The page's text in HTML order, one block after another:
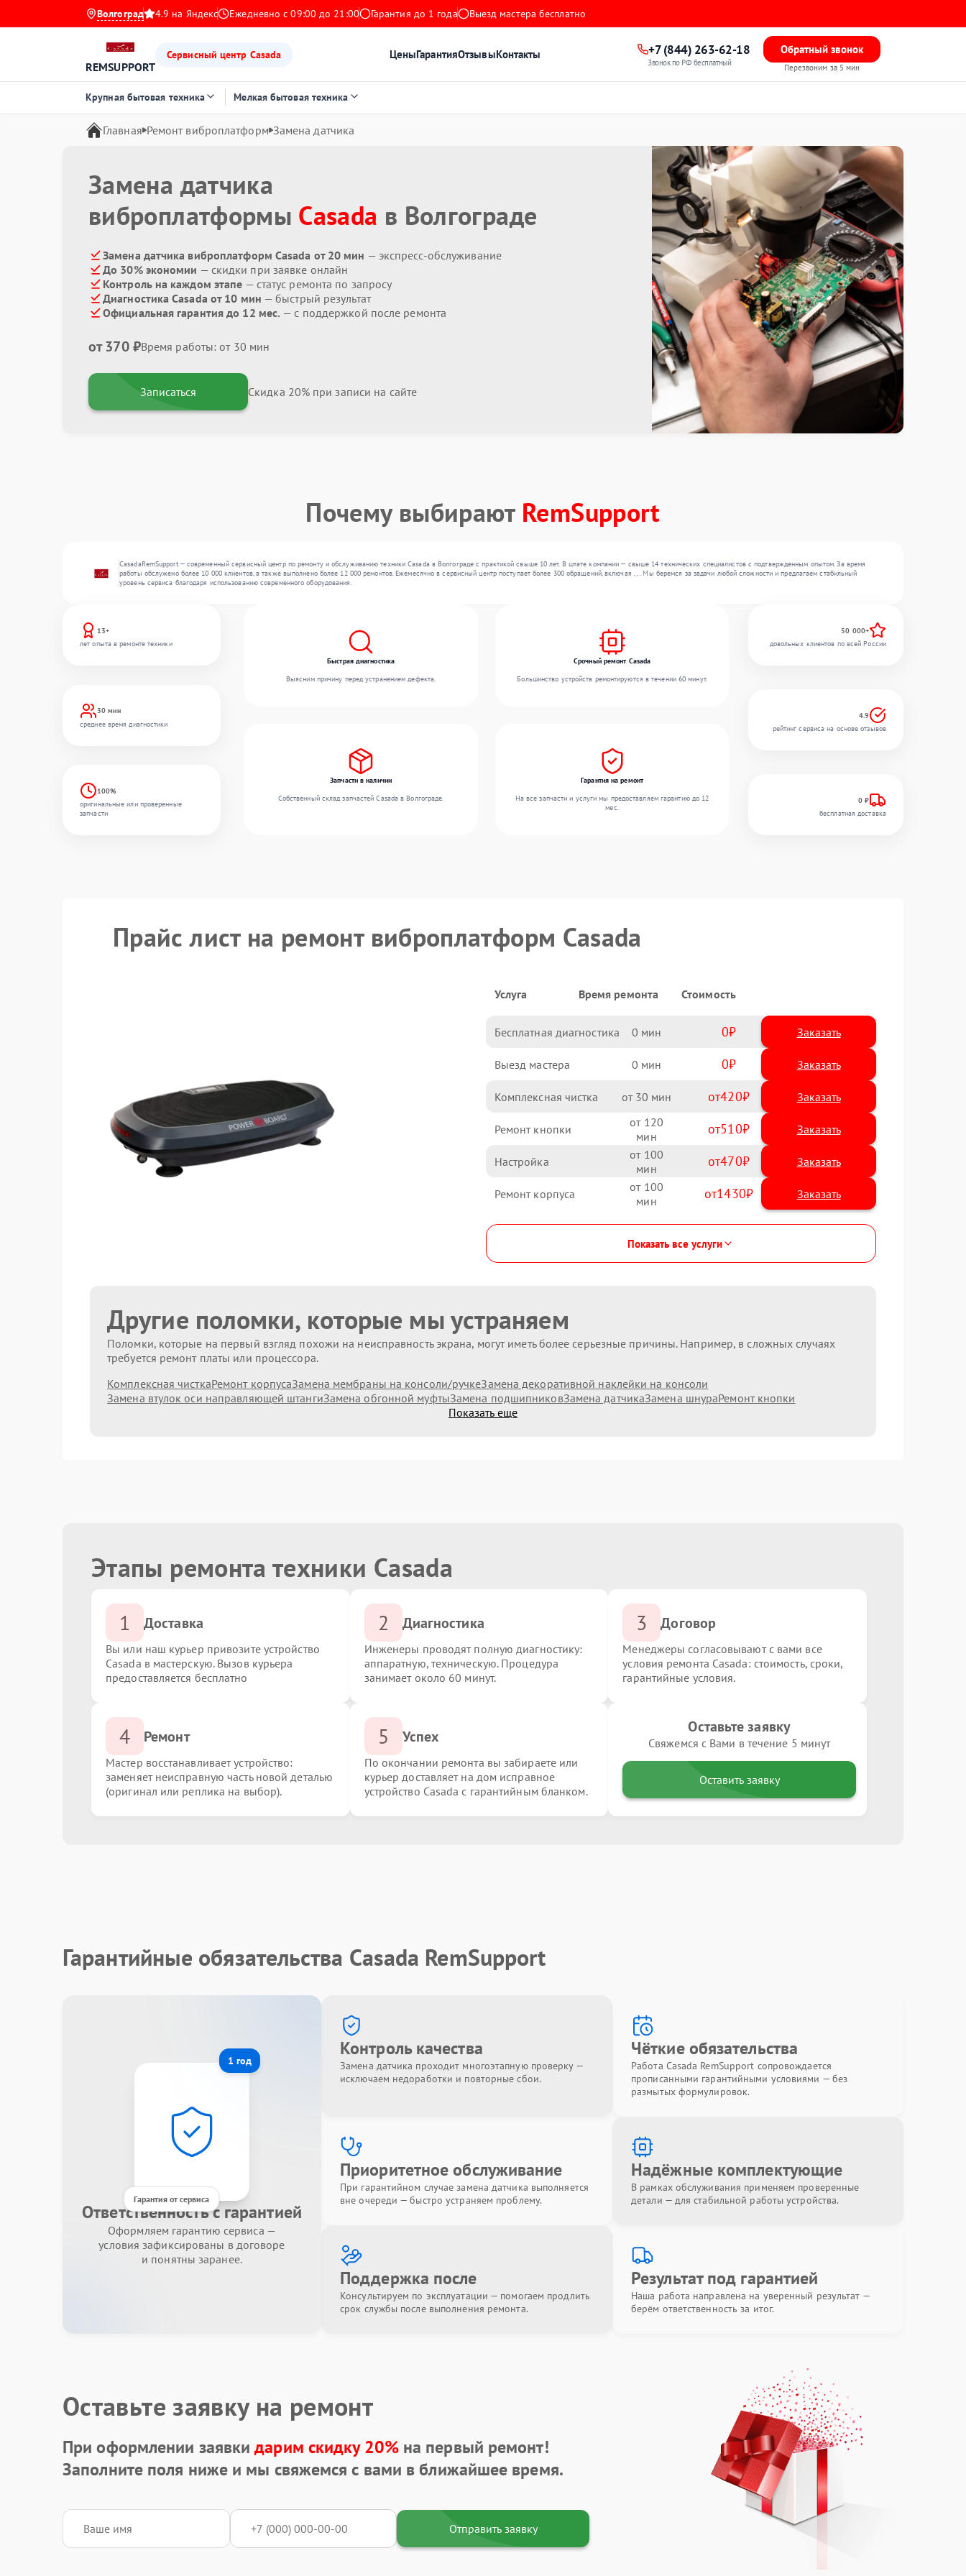
Волгоград 4.9 на Яндекс Ежедневно с 09:00 до 21:00 Гарантия до 1 года Выезд мастера бесплатно
REMSUPPORT
Сервисный центр Casada ЦеныГарантияОтзывыКонтакты +7 (844) 263-62-18
Звонок по РФ бесплатный
Обратный звонок
Перезвоним за 5 мин
Крупная бытовая техника Мелкая бытовая техника
Главная Ремонт виброплатформ Замена датчика
Замена датчика
виброплатформы Casada в Волгограде
Замена датчика виброплатформ Casada от 20 мин — экспресс-обслуживание
До 30% экономии — скидки при заявке онлайн
Контроль на каждом этапе — статус ремонта по запросу
Диагностика Casada от 10 мин — быстрый результат
Официальная гарантия до 12 мес. — с поддержкой после ремонта
от 370 ₽Время работы: от 30 мин
Записаться Скидка 20% при записи на сайте
Почему выбирают RemSupport
CasadaRemSupport — современный сервисный центр по ремонту и обслуживанию техники Casada в Волгограде с практикой свыше 10 лет. В штате компании — свыше 14 технических специалистов с подтвержденным опытом. За время
работы обслужено более 10 000 клиентов, а также выполнено более 12 000 ремонтов. Ежемесячно в сервисный центр поступает более 300 обращений, включая , , . Мы беремся за задачи любой сложности и предлагаем стабильный
уровень сервиса благодаря использованию современного оборудования.
13+
лет опыта в ремонте техники
30 мин
среднее время диагностики
100%
оригинальные или проверенные
запчасти
Быстрая диагностика
Выясним причину перед устранением дефекта.
Срочный ремонт Casada
Большинство устройств ремонтируются в течении 60 минут.
Запчасти в наличии
Собственный склад запчастей Casada в Волгограде.
Гарантия на ремонт
На все запчасти и услуги мы предоставляем гарантию до 12
мес.
50 000+
довольных клиентов по всей России
4.9
рейтинг сервиса на основе отзывов
0 ₽
бесплатная доставка
Прайс лист на ремонт виброплатформ Casada
Услуга Время ремонта Стоимость
Бесплатная диагностика 0 0 Заказать
Выезд мастера 0 0 Заказать
Комплексная чистка 30 420
Ремонт кнопки 120 510
Настройка 100 470
Ремонт корпуса 100 1430
Показать все услуги
Другие поломки, которые мы устраняем
Поломки, которые на первый взгляд похожи на неисправность экрана, могут иметь более серьезные причины. Например, в сложных случаях
требуется ремонт платы или процессора.
Комплексная чисткаРемонт корпусаЗамена мембраны на консоли/ручкеЗамена декоративной наклейки на консоли
Замена втулок оси направляющей штангиЗамена обгонной муфтыЗамена подшипниковЗамена датчикаЗамена шнураРемонт кнопки
Показать еще
Этапы ремонта техники Casada
1 Доставка
Вы или наш курьер привозите устройство
Casada в мастерскую. Вызов курьера
предоставляется бесплатно
2 Диагностика
Инженеры проводят полную диагностику:
аппаратную, техническую. Процедура
занимает около 60 минут.
3 Договор
Менеджеры согласовывают с вами все
условия ремонта Casada: стоимость, сроки,
гарантийные условия.
4 Ремонт
Мастер восстанавливает устройство:
заменяет неисправную часть новой деталью
(оригинал или реплика на выбор).
5 Успех
По окончании ремонта вы забираете или
курьер доставляет на дом исправное
устройство Casada с гарантийным бланком.
Оставьте заявку
Свяжемся с Вами в течение 5 минут
Оставить заявку
Гарантийные обязательства Casada RemSupport
1 год
Гарантия от сервиса
Ответственность с гарантией
Оформляем гарантию сервиса —
условия зафиксированы в договоре
и понятны заранее.
Контроль качества
Замена датчика проходит многоэтапную проверку —
исключаем недоработки и повторные сбои.
Чёткие обязательства
Работа Casada RemSupport сопровождается
прописанными гарантийными условиями — без
размытых формулировок.
Приоритетное обслуживание
При гарантийном случае замена датчика выполняется
вне очереди — быстро устраняем проблему.
Надёжные комплектующие
В рамках обслуживания применяем проверенные
детали — для стабильной работы устройства.
Поддержка после
Консультируем по эксплуатации — помогаем продлить
срок службы после выполнения ремонта.
Результат под гарантией
Наша работа направлена на уверенный результат —
берём ответственность за итог.
Оставьте заявку на ремонт
При оформлении заявкидарим скидку 20%на первый ремонт!
Заполните поля ниже и мы свяжемся с вами в ближайшее время.
Отправить заявку